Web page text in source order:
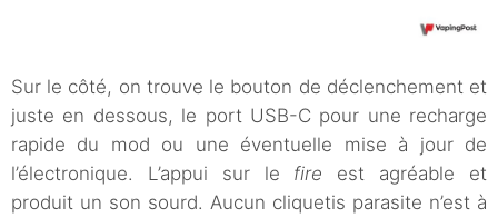
Sur le côté, on trouve le bouton de déclenchement et
juste en dessous, le port USB-C pour une recharge
rapide du mod ou une éventuelle mise à jour de
l’électronique. L’appui sur le fire est agréable et
produit un son sourd. Aucun cliquetis parasite n’est à